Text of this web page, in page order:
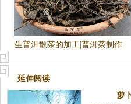
生普洱散茶的加工|普洱茶制作
工艺
延伸阅读
萝